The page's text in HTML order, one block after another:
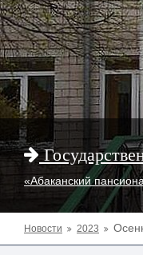
«Абаканский
Новости 2023